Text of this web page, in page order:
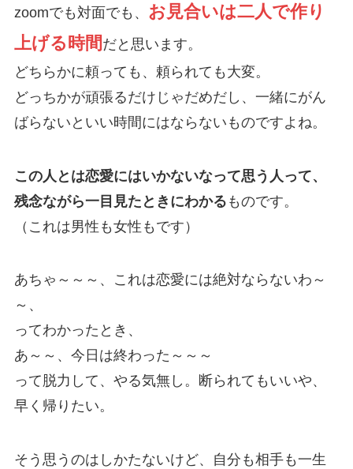
zoomでも対面でも、 お見合いは二人で作り
上げる時間 だと思います。
どちらかに頼っても、頼られても大変。
どっちかが頑張るだけじゃだめだし、一緒にがん
ばらないといい時間にはならないものですよね。
この人とは恋愛にはいかないなって思う人って、
残念ながら一目見たときにわかる ものです。
（これは男性も女性もです）
あちゃ～～～、これは恋愛には絶対ならないわ～
～、
ってわかったとき、
あ～～、今日は終わった～～～
って脱力して、やる気無し。断られてもいいや、
早く帰りたい。
そう思うのはしかたないけど、自分も相手も一生